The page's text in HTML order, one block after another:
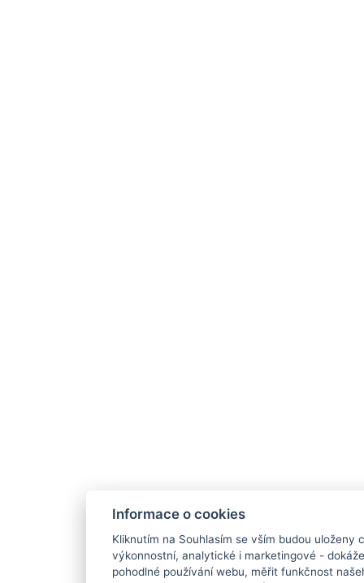
Informace o cookies
Kliknutím na Souhlasím se vším budou uloženy
výkonnostní, analytické i marketingové -
pohodlné používání webu, měřit funkčnost